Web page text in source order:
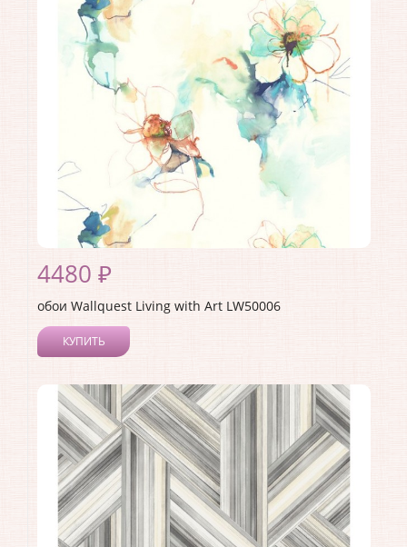
4480 ₽
обои Wallquest Living with Art LW50006
КУПИТЬ
Коллекция:Living with Art
Длина рулона: 8.23
Ширина рулона:0.68
Материал покрытия:Акриловое
Страна:США
Материал основы:
Бумага
Раппорт:53